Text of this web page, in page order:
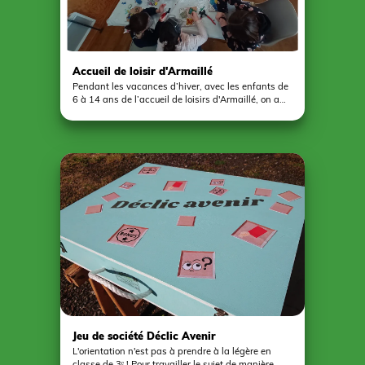
réalisés lors des années précédentes par les
anciens élèves.
Accueil de loisir d'Armaillé
Pendant les vacances d’hiver, avec les enfants de
6 à 14 ans de l’accueil de loisirs d'Armaillé, on a
leurs couleurs et posé les petits morceaux un à un
avec précision pour donner vie à leur motif choisi
avec soin. Puis est venu le moment magique : les
joints (oui, ça colle un peu partout) et la touche
finale de peinture décorative. Deux jours à créer,
coller, assembler avec patience et créativité pour
réaliser des œuvres uniques ! Chacun est reparti
avec sa mosaïque… et le sourire qui va avec ! Des
enfants fiers de leur travail, mission accomplie,
bravo aux petits artistes pour leurs belles
réalisations !
Jeu de société Déclic Avenir
L'orientation n'est pas à prendre à la légère en